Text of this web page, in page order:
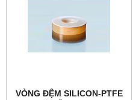
VÒNG ĐỆM SILICON-PTFE